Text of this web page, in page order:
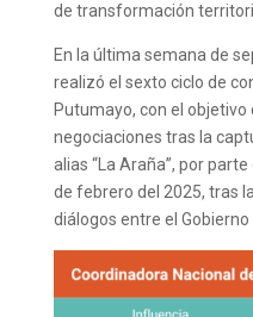
de transformación
En la última semana de
realizó el sexto ciclo de
Putumayo, con el objetivo
negociaciones tras la
alias “La Araña”, por
de febrero del 2025, tras
diálogos entre el Gobierno